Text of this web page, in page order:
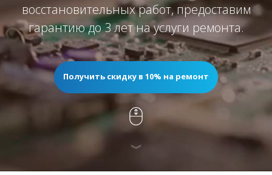
восстановительных работ, предоставим
гарантию до 3 лет на услуги ремонта.
Получить скидку в 10% на ремонт